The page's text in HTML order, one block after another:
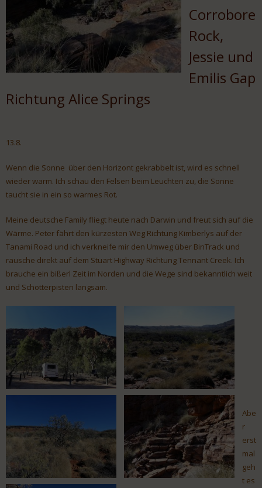
Corrobore
Rock,
Jessie und
Emilis Gap
Richtung Alice Springs
13.8.
Wenn die Sonne über den Horizont gekrabbelt ist, wird es schnell
wieder warm. Ich schau den Felsen beim Leuchten zu, die Sonne
taucht sie in ein so warmes Rot.
Meine deutsche Family fliegt heute nach Darwin und freut sich auf die
Wärme. Peter fährt den kürzesten Weg Richtung Kimberlys auf der
Tanami Road und ich verkneife mir den Umweg über BinTrack und
rausche direkt auf dem Stuart Highway Richtung Tennant Creek. Ich
brauche ein bißerl Zeit im Norden und die Wege sind bekanntlich weit
und Schotterpisten langsam.
Abe
r
erst
mal
geh
t es